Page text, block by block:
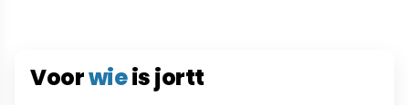
Voorwieis jortt